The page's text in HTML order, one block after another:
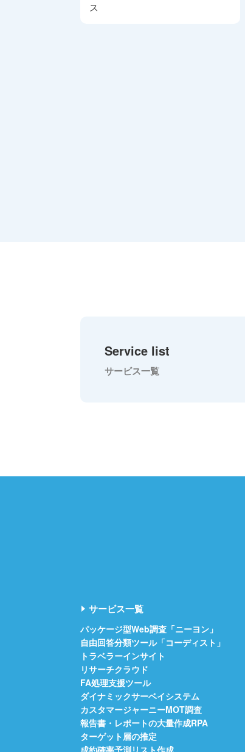
ス
Service list
サービス一覧
サービス一覧
パッケージ型Web調査「ニーヨン」
自由回答分類ツール「コーディスト」
トラベラーインサイト
リサーチクラウド
FA処理支援ツール
ダイナミックサーベイシステム
カスタマージャーニーMOT調査
報告書・レポートの大量作成RPA
ターゲット層の推定
成約確率予測リスト作成